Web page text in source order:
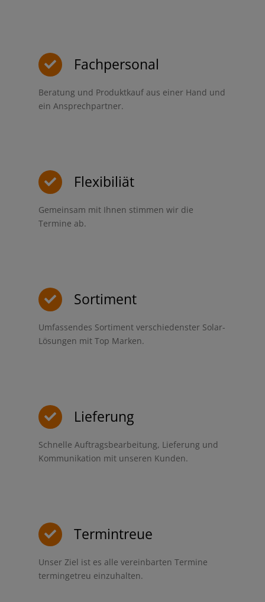
Fachpersonal
Beratung und Produktkauf aus einer Hand und
ein Ansprechpartner.
Flexibiliät
Gemeinsam mit Ihnen stimmen wir die
Termine ab.
Sortiment
Umfassendes Sortiment verschiedenster Solar-
Lösungen mit Top Marken.
Lieferung
Schnelle Auftragsbearbeitung, Lieferung und
Kommunikation mit unseren Kunden.
Termintreue
Unser Ziel ist es alle vereinbarten Termine
termingetreu einzuhalten.